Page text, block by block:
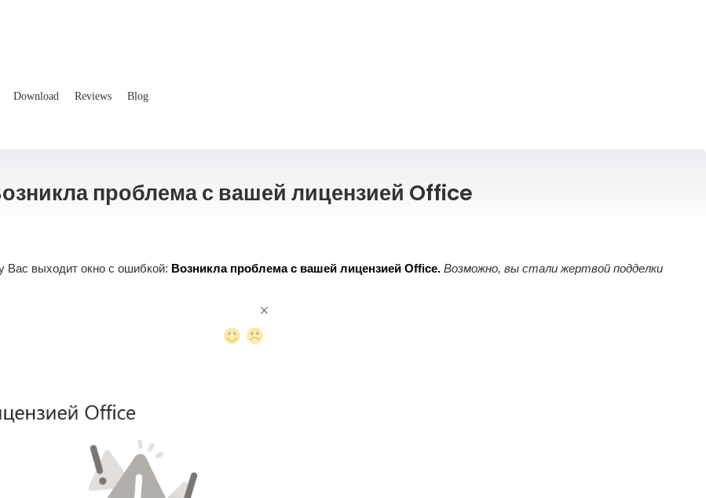
Download Reviews Blog
проблема с вашей лицензией Office
Вас выходит окно с ошибкой: Возникла проблема с вашей лицензией Office. Возможно, вы стали жертвой подделки